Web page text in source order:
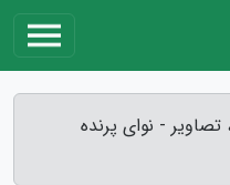
تصاویر - نوای پرنده